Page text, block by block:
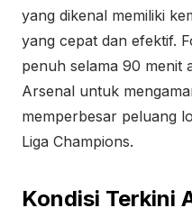
yang dikenal memiliki
yang cepat dan efektif.
penuh selama 90 menit
Arsenal untuk
memperbesar peluang
Liga Champions.
Kondisi Terkini